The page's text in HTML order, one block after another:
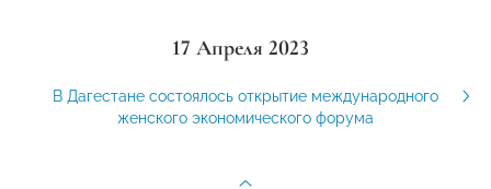
17 Апреля 2023
В Дагестане состоялось открытие международного
женского экономического форума